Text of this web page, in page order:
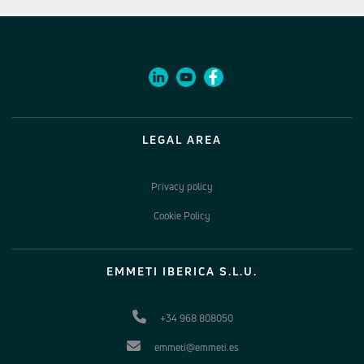
LEGAL AREA
Privacy policy
Cookie Policy
EMMETI IBERICA S.L.U.
+34 968 808050
emmeti@emmeti.es